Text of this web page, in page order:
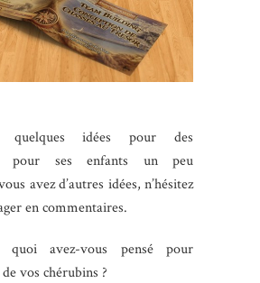
quelques idées pour des
pour ses enfants un peu
avez d’autres idées, n’hésitez
en commentaires.
avez-vous pensé pour
vos chérubins ?